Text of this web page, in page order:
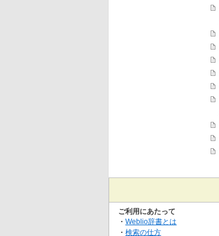
ご利用にあたって
・ Weblio辞書とは
・ 検索の仕方